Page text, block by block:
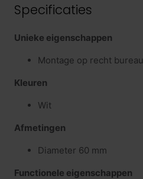
Specificaties
Unieke eigenschappen
Montage op recht bureau
Kleuren
Wit
Afmetingen
Diameter 60 mm
Functionele eigenschappen